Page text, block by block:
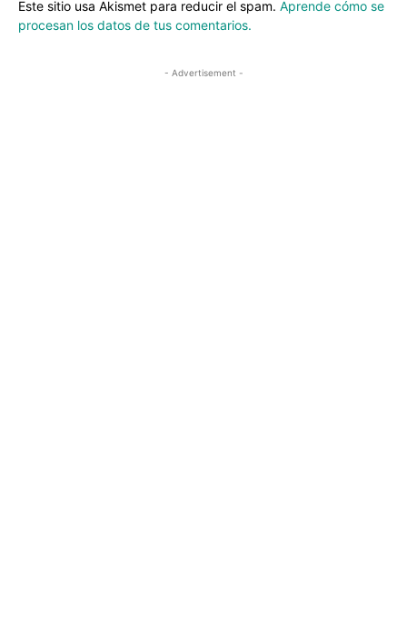
Este sitio usa Akismet para reducir el spam. Aprende cómo se
procesan los datos de tus comentarios.
- Advertisement -